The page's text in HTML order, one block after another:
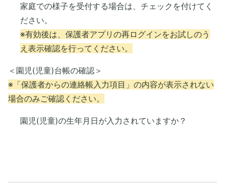
家庭での様子を受付する場合は、チェックを付けてく
ださい。
※有効後は、保護者アプリの再ログインをお試しのう
え表示確認を行ってください。
＜園児(児童)台帳の確認＞
※「保護者からの連絡帳入力項目」の内容が表示されない
場合のみご確認ください。
園児(児童)の生年月日が入力されていますか？